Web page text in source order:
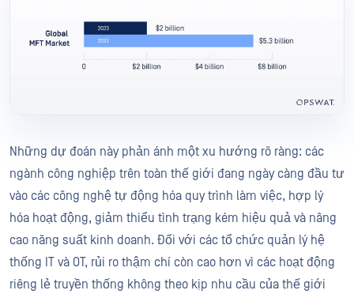
Những dự đoán này phản ánh một xu hướng rõ ràng: các
ngành công nghiệp trên toàn thế giới đang ngày càng đầu tư
vào các công nghệ tự động hóa quy trình làm việc, hợp lý
hóa hoạt động, giảm thiểu tình trạng kém hiệu quả và nâng
cao năng suất kinh doanh. Đối với các tổ chức quản lý hệ
thống IT và OT, rủi ro thậm chí còn cao hơn vì các hoạt động
riêng lẻ truyền thống không theo kịp nhu cầu của thế giới